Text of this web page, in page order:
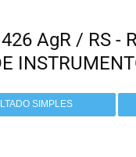
AgR / RS -
SIMPLES